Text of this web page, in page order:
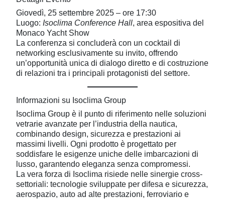
Giovedì, 25 settembre 2025 – ore 17:30
Luogo: Isoclima Conference Hall, area espositiva del
Monaco Yacht Show
La conferenza si concluderà con un cocktail di
networking esclusivamente su invito, offrendo
un’opportunità unica di dialogo diretto e di costruzione
di relazioni tra i principali protagonisti del settore.
Informazioni su Isoclima Group
Isoclima Group è il punto di riferimento nelle soluzioni
vetrarie avanzate per l’industria della nautica,
combinando design, sicurezza e prestazioni ai
massimi livelli. Ogni prodotto è progettato per
soddisfare le esigenze uniche delle imbarcazioni di
lusso, garantendo eleganza senza compromessi.
La vera forza di Isoclima risiede nelle sinergie cross-
settoriali: tecnologie sviluppate per difesa e sicurezza,
aerospazio, auto ad alte prestazioni, ferroviario e